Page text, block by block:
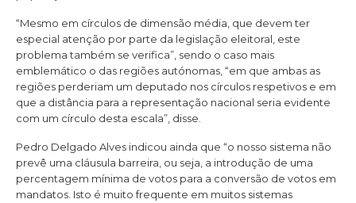
“Mesmo em círculos de dimensão média, que devem ter
especial atenção por parte da legislação eleitoral, este
problema também se verifica”, sendo o caso mais
emblemático o das regiões autónomas, “em que ambas as
regiões perderiam um deputado nos círculos respetivos e em
que a distância para a representação nacional seria evidente
com um círculo desta escala”, disse.
Pedro Delgado Alves indicou ainda que “o nosso sistema não
prevê uma cláusula barreira, ou seja, a introdução de uma
percentagem mínima de votos para a conversão de votos em
mandatos. Isto é muito frequente em muitos sistemas